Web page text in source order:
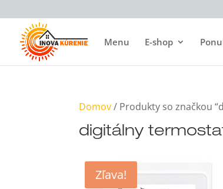
Menu E-shop
Domov/ Produkty so značkou
digitálny
Zľava!